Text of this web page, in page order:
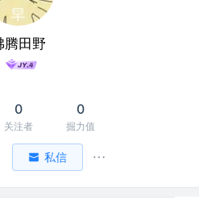
腾田野
0
关注者
0
掘力值
私信